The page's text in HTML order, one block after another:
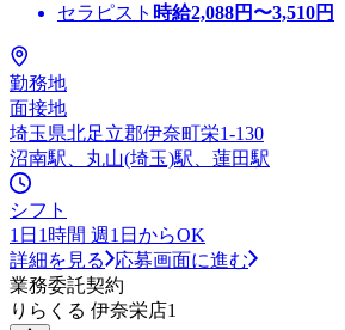
セラピスト 時給2,088円〜3,510円
勤務地
面接地
埼玉県北足立郡伊奈町栄1-130
沼南駅、丸山(埼玉)駅、蓮田駅
シフト
1日1時間 週1日からOK
詳細を見る
応募画面に進む
業務委託契約
りらくる 伊奈栄店1